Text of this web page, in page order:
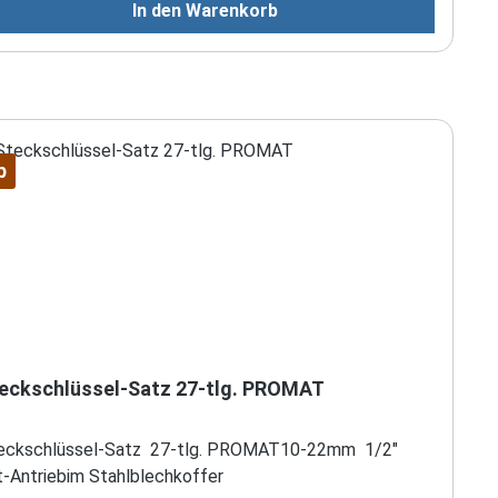
SMART Kreuzlinienlaser, 2 x 1.5 V (AA)
In den Warenkorb
Steckschlüssel-Satz 27-tlg. PROMAT
Satz 27-tlg. PROMAT10-22mm 1/2"
Antriebim Stahlblechkoffer